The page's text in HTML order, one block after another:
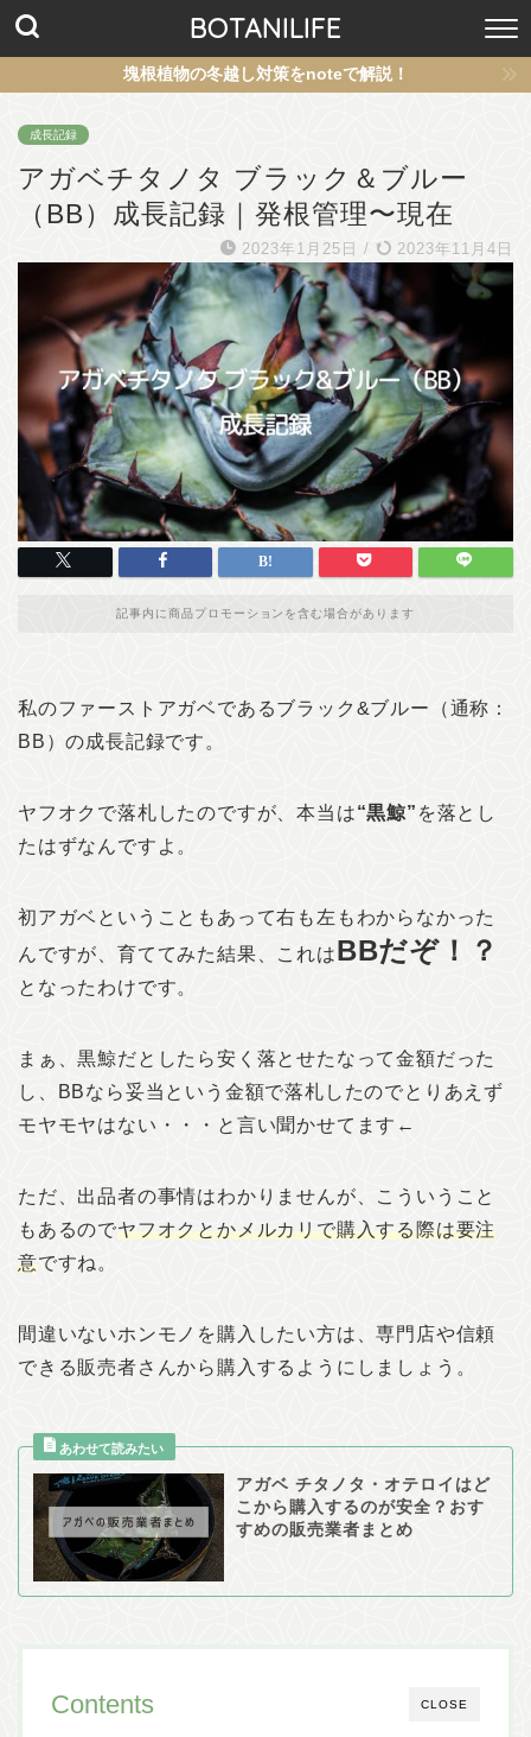
BOTANILIFE
塊根植物の冬越し対策をnoteで解説！
成長記録
アガベチタノタ ブラック＆ブルー
（BB）成長記録｜発根管理〜現在
2023年1月25日 / 2023年11月4日
記事内に商品プロモーションを含む場合があります
私のファーストアガベであるブラック&ブルー（通称：
BB）の成長記録です。
ヤフオクで落札したのですが、本当は“黒鯨” を落とし
たはずなんですよ。
初アガベということもあって右も左もわからなかった
んですが、育ててみた結果、これはBBだぞ！？
となったわけです。
まぁ、黒鯨だとしたら安く落とせたなって金額だった
し、BBなら妥当という金額で落札したのでとりあえず
モヤモヤはない・・・と言い聞かせてます←
ただ、出品者の事情はわかりませんが、こういうこと
もあるのでヤフオクとかメルカリで購入する際は要注
意ですね。
間違いないホンモノを購入したい方は、専門店や信頼
できる販売者さんから購入するようにしましょう。
アガベ チタノタ・オテロイはど
こから購入するのが安全？おす
すめの販売業者まとめ
CLOSE
Contents